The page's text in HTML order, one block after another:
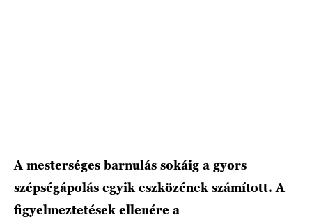
A mesterséges barnulás sokáig a gyors
szépségápolás egyik eszközének számított. A
figyelmeztetések ellenére a